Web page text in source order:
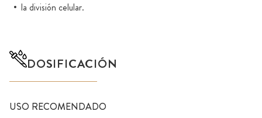
la división celular.
DOSIFICACIÓN
USO RECOMENDADO